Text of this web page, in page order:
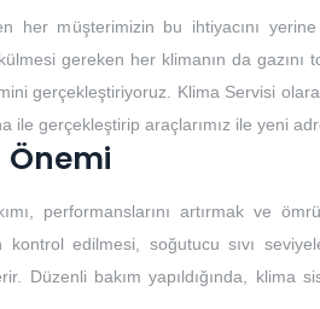
her müşterimizin bu ihtiyacını
gereken her klimanın da
gerçekleştiriyoruz. Klima Servisi
ile gerçekleştirip araçlarımız ile yeni
Önemi
performanslarını artırmak ve
kontrol edilmesi, soğutucu sıvı
Düzenli bakım yapıldığında,